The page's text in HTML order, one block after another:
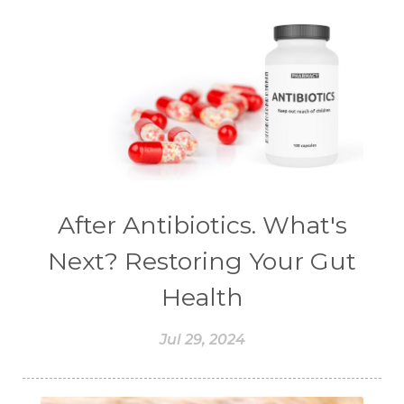
#CHARCOAL BAR SOAP
#CHEMICAL
#CHEMICALS
#CHEMISTRY
#chemistryessentialoil
#CHILD
#chitosan
#CHOCOLESSENCE
#CHOLESTEROL
#CIRCULATION
#CLARITY
#CLEANER
#CLEANING
#CLEANSER
After Antibiotics. What's
Next? Restoring Your Gut
Health
Jul 29, 2024